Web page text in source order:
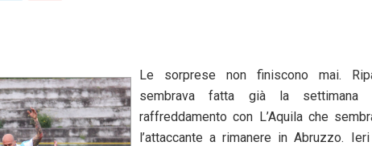
Le sorprese non finiscono mai.
sembrava fatta già la settimana
raffreddamento con L’Aquila che
l’attaccante a rimanere in Abruzzo.